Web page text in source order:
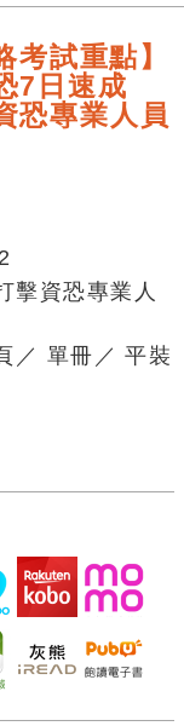
試重點】
7日速成
恐專業人員
擊資恐專業人
／ 單冊 ／平裝